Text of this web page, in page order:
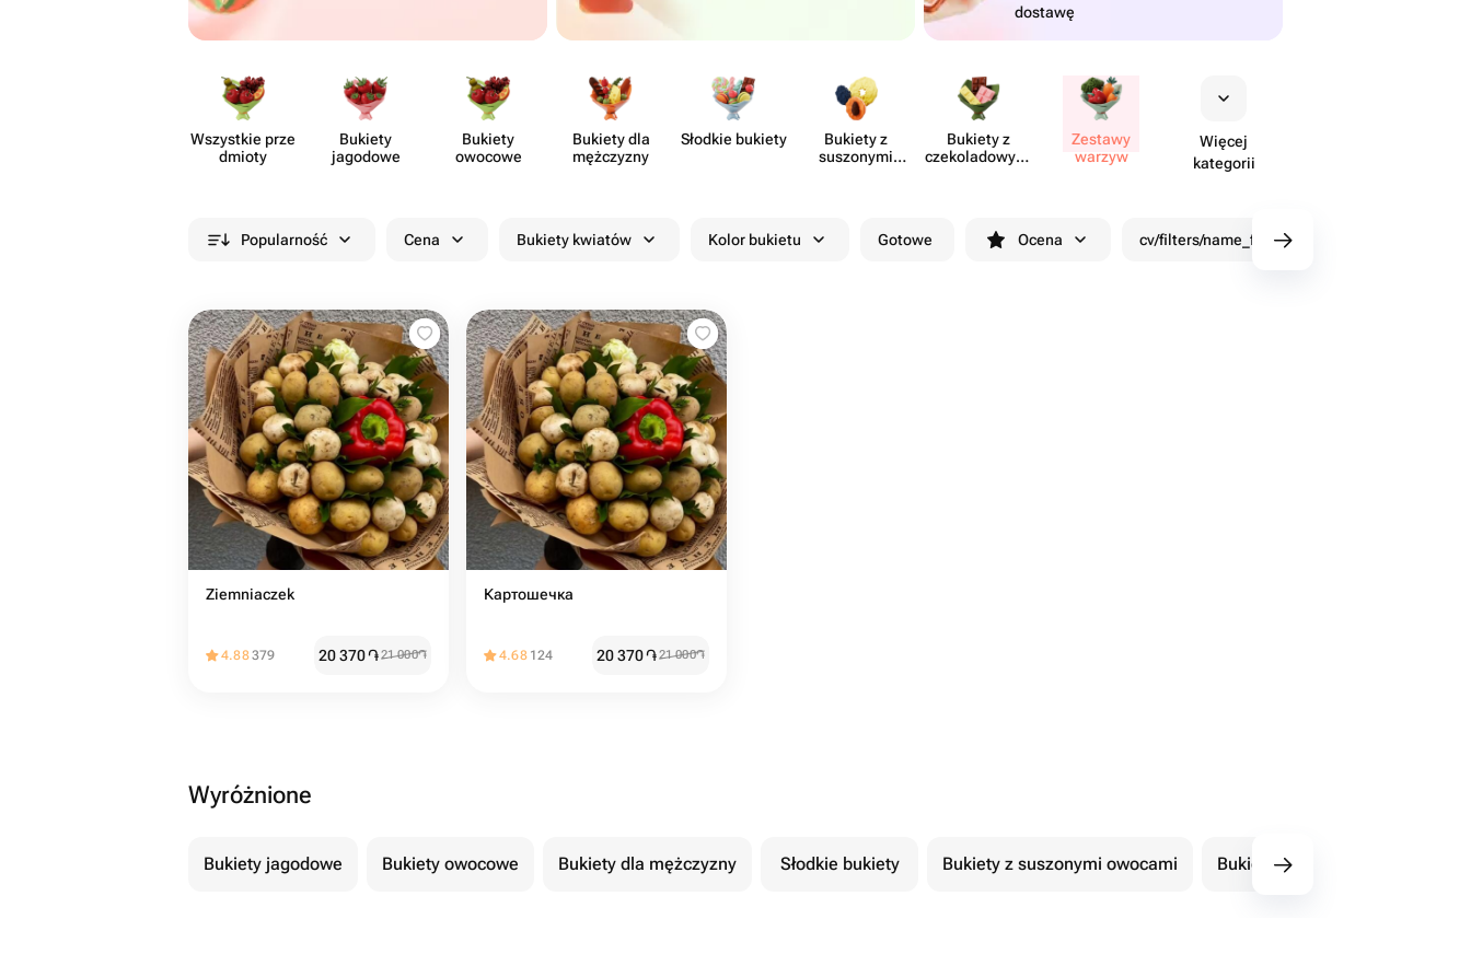
dostawę
Wszystkie prze​
dmioty
Bukiety
jagodowe
Bukiety
owocowe
Bukiety dla
mężczyzny
Słodkie bukiety
Bukiety z
suszonymi
Bukiety z
czekola​dowymi
Zestawy
warzyw
Więcej
kategorii
Popularność Cena Bukiety kwiatów Kolor bukietu Gotowe Ocena cv/filters/name_fast_delivery
Ziemniaczek
4.88379 20 370֏21 000֏
Картошечка
4.68 124 20 370֏21 000֏
Wyróżnione
Bukiety jagodowe Bukiety owocowe Bukiety dla mężczyzny Słodkie bukiety Bukiety z suszonymi owocami Bukiety z czekoladowymi